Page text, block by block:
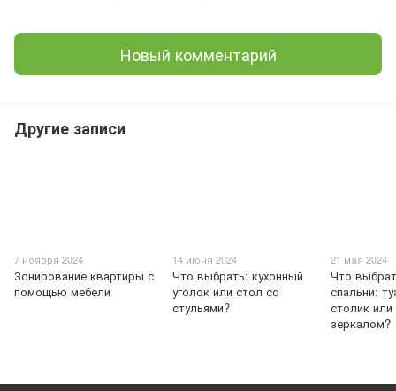
Новый комментарий
Другие записи
7 ноября 2024
Зонирование квартиры с
помощью мебели
14 июня 2024
Что выбрать: кухонный
уголок или стол со
стульями?
21 мая 2024
Что
спальни:
столик
зеркалом?